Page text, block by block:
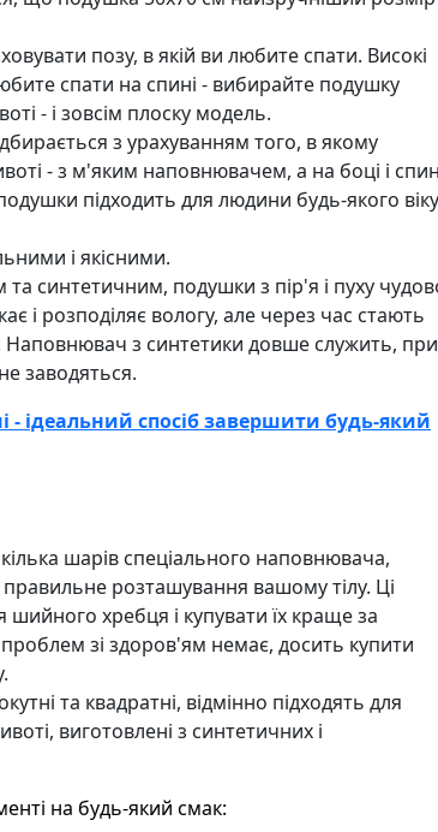
позу, в якій ви любите спати. Високі
спати на спині - вибирайте подушку
- і зовсім плоску модель.
з урахуванням того, в якому
- з м'яким наповнювачем, а на боці і
підходить для людини будь-якого віку
і якісними.
синтетичним, подушки з пір'я і пуху
і розподіляє вологу, але через час стають
Наповнювач з синтетики довше служить, при
заводяться.
- ідеальний спосіб завершити будь-який
шарів спеціального наповнювача,
розташування вашому тілу. Ці
хребця і купувати їх краще за
зі здоров'ям немає, досить купити
та квадратні, відмінно підходять для
виготовлені з синтетичних і
на будь-який смак: